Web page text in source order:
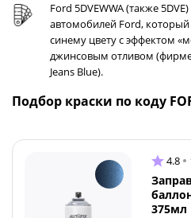
Ford 5DVEWWA (также
автомобилей Ford,
синему цвету с эффектом
джинсовым отливом
Jeans Blue).
Подбор краски по коду
4.8
375мл